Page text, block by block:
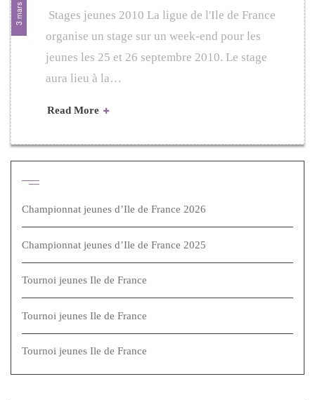
Stages jeunes 2010 La ligue de l'Ile de France
organise un stage sur un week-end pour les
jeunes les 25 et 26 septembre 2010. Le stage
aura lieu à la…
Read More
Championnat jeunes d’Ile de France 2026
Championnat jeunes d’Ile de France 2025
Tournoi jeunes Ile de France
Tournoi jeunes Ile de France
Tournoi jeunes Ile de France